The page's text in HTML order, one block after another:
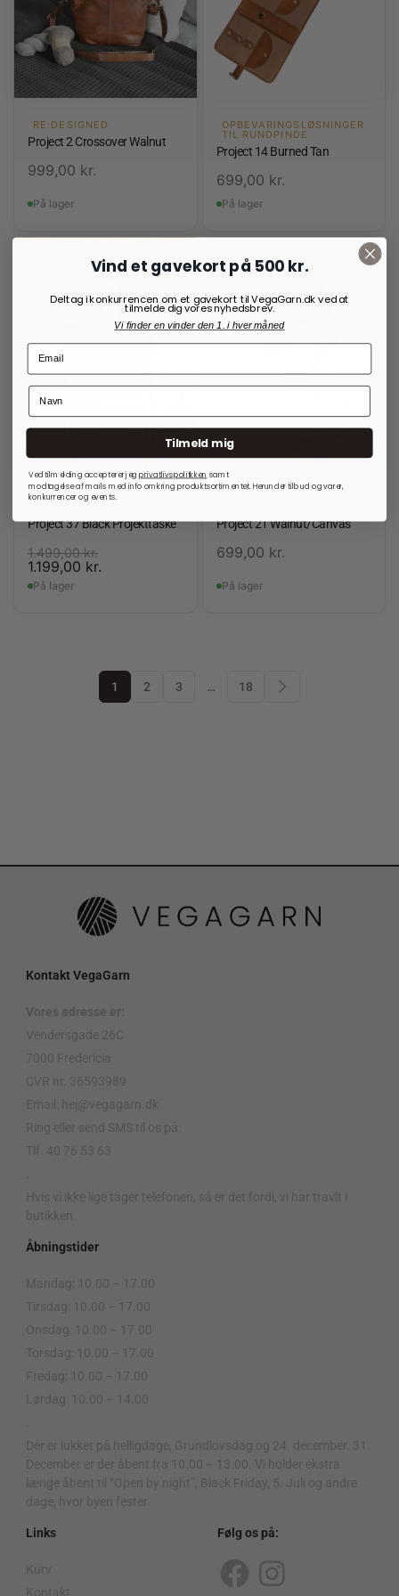
RE:DESIGNED
Project 2 Crossover Walnut
999,00 kr.
På lager
OPBEVARINGSLØSNINGER
TIL RUNDPINDE
Project 14 Burned Tan
699,00 kr.
På lager
Project 37 Black Projekttaske
1.499,00kr.
1.199,00 kr.
På lager
Project 21 Walnut/Canvas
699,00 kr.
På lager
1 2 3 … 18
Kontakt VegaGarn
Vores adresse er:
Vendersgade 26C
7000 Fredericia
CVR nr. 36593989
Email: hej@vegagarn.dk
Ring eller send SMS til os på:
Tlf. 40 76 53 63
Hvis vi ikke lige tager telefonen, så er det fordi, vi har travlt i
butikken.
Åbningstider
Mandag: 10.00 – 17.00
Tirsdag: 10.00 – 17.00
Onsdag: 10.00 – 17.00
Torsdag: 10.00 – 17.00
Fredag: 10.00 – 17.00
Lørdag: 10.00 – 14.00
Der er lukket på helligdage, Grundlovsdag og 24. december. 31.
December er der åbent fra 10.00 – 13.00. Vi holder ekstra
længe åbent til “Open by night”, Black Friday, 5. Juli og andre
dage, hvor byen fester.
Links
Kurv
Kontakt
Følg os på:
F I
Vind et gavekort på 500 kr.
Deltag i konkurrencen om et gavekort til VegaGarn.dk ved at
tilmelde dig vores nyhedsbrev.
Vi finder en vinder den 1. i hver måned
Tilmeld mig
Ved tilmelding accepterer jegprivatlivspolitkken samt
modtagelse af mails med info omkring produktsortimentet. Herunder tilbud og varer,
konkurrencer og events.